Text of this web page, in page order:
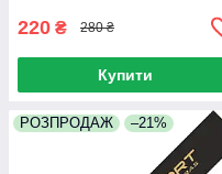
220 ₴ 280 ₴
Купити
РОЗПРОДАЖ –21%